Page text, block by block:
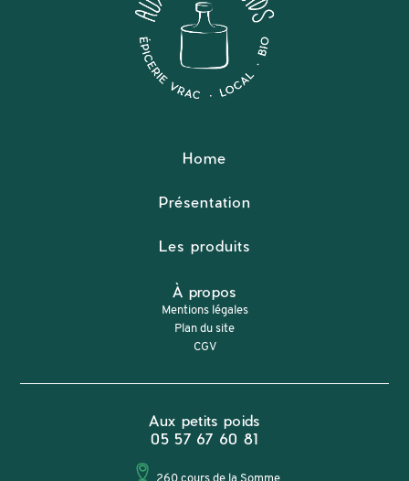
Home
Présentation
Les produits
À propos
Mentions légales
Plan du site
CGV
Aux petits poids
05 57 67 60 81